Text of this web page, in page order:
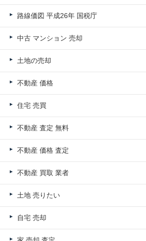
路線価図 平成26年 国税庁
中古 マンション 売却
土地の売却
不動産 価格
住宅 売買
不動産 査定 無料
不動産 価格 査定
不動産 買取 業者
土地 売りたい
自宅 売却